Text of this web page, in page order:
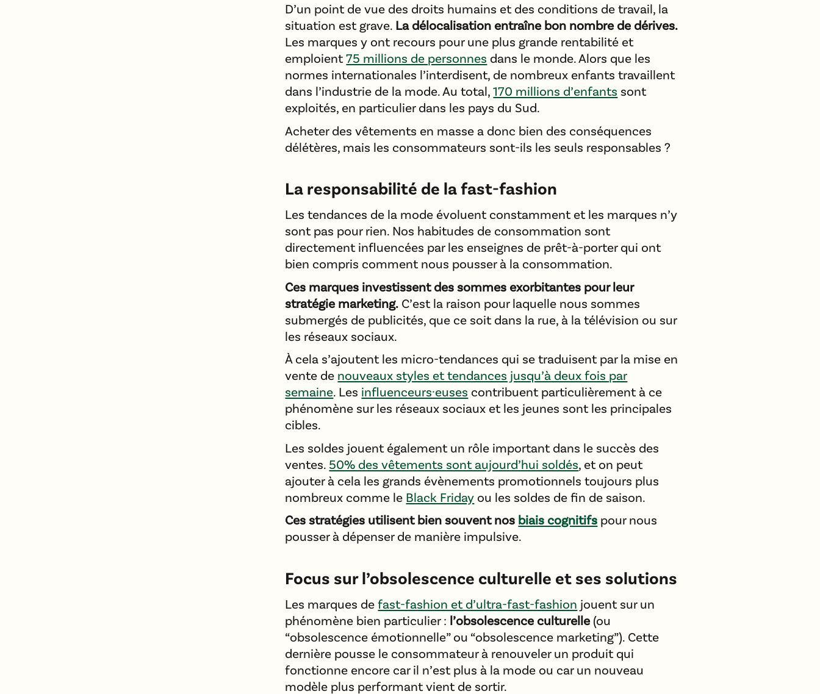
D’un point de vue des droits humains et des conditions de travail, la
situation est grave. La délocalisation entraîne bon nombre de dérives.
Les marques y ont recours pour une plus grande rentabilité et
emploient75 millions de personnes dans le monde. Alors que les
normes internationales l’interdisent, de nombreux enfants travaillent
dans l’industrie de la mode. Au total,170 millions d’enfants sont
exploités, en particulier dans les pays du Sud.
Acheter des vêtements en masse a donc bien des conséquences
délétères, mais les consommateurs sont-ils les seuls responsables ?
La responsabilité de la fast-fashion
Les tendances de la mode évoluent constamment et les marques n’y
sont pas pour rien. Nos habitudes de consommation sont
directement influencées par les enseignes de prêt-à-porter qui ont
bien compris comment nous pousser à la consommation.
Ces marques investissent des sommes exorbitantes pour leur
stratégie marketing. C’est la raison pour laquelle nous sommes
submergés de publicités, que ce soit dans la rue, à la télévision ou sur
les réseaux sociaux.
À cela s’ajoutent les micro-tendances qui se traduisent par la mise en
vente de nouveaux styles et tendances jusqu’à deux fois par
semaine. Les influenceurs·euses contribuent particulièrement à ce
phénomène sur les réseaux sociaux et les jeunes sont les principales
cibles.
Les soldes jouent également un rôle important dans le succès des
ventes.50% des vêtements sont aujourd’hui soldés, et on peut
ajouter à cela les grands évènements promotionnels toujours plus
nombreux comme le Black Friday ou les soldes de fin de saison.
Ces stratégies utilisent bien souvent nos biais cognitifs pour nous
pousser à dépenser de manière impulsive.
Focus sur l’obsolescence culturelle et ses solutions
Les marques defast-fashion et d’ultra-fast-fashion jouent sur un
phénomène bien particulier : l’obsolescence culturelle(ou
“obsolescence émotionnelle” ou “obsolescence marketing”). Cette
dernière pousse le consommateur à renouveler un produit qui
fonctionne encore car il n’est plus à la mode ou car un nouveau
modèle plus performant vient de sortir.